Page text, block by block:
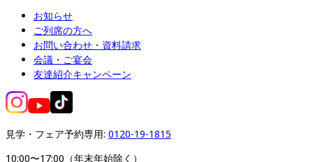
お知らせ
ご列席の方へ
お問い合わせ・資料請求
会議・ご宴会
友達紹介キャンペーン
見学・フェア予約専用: 0120-19-1815
10:00〜17:00（年末年始除く）